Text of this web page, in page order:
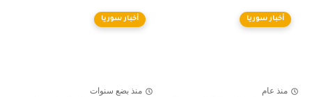
أخبار سوريا
منذ عام
أخبار سوريا
منذ بضع سنوات